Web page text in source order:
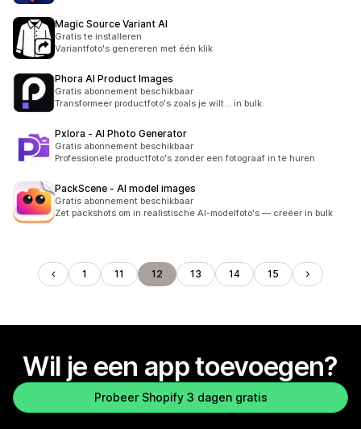
Magic Source Variant AI
Gratis te installeren
Variantfoto's genereren met één klik
Phora AI Product Images
Gratis abonnement beschikbaar
Transformeer productfoto's zoals je wilt... in bulk.
Pxlora ‑ AI Photo Generator
Gratis abonnement beschikbaar
Professionele productfoto's zonder een fotograaf in te huren
PackScene ‑ AI model images
Gratis abonnement beschikbaar
Zet packshots om in realistische AI-modelfoto's — creëer in bulk
1 11 12 13 14 15
Wil je een app toevoegen?
Probeer Shopify 3 dagen gratis